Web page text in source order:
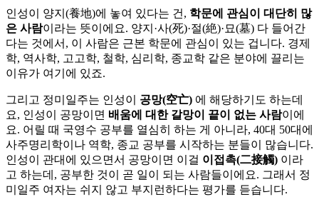
인성이 양지(養地)에 놓여 있다는 건, 학문에 관심이 대단히 많
은 사람이라는 뜻이에요. 양지·사(死)·절(絶)·묘(墓) 다 들어간
다는 것에서, 이 사람은 근본 학문에 관심이 있는 겁니다. 경제
학, 역사학, 고고학, 철학, 심리학, 종교학 같은 분야에 끌리는
이유가 여기에 있죠.
그리고 정미일주는 인성이 공망(空亡) 에 해당하기도 하는데
요, 인성이 공망이면 배움에 대한 갈망이 끝이 없는 사람이에
요. 어릴 때 국영수 공부를 열심히 하는 게 아니라, 40대 50대에
사주명리학이나 역학, 종교 공부를 시작하는 분들이 많습니다.
인성이 관대에 있으면서 공망이면 이걸 이접촉(二接觸) 이라
고 하는데, 공부한 것이 곧 일이 되는 사람들이에요. 그래서 정
미일주 여자는 쉬지 않고 부지런하다는 평가를 듣습니다.